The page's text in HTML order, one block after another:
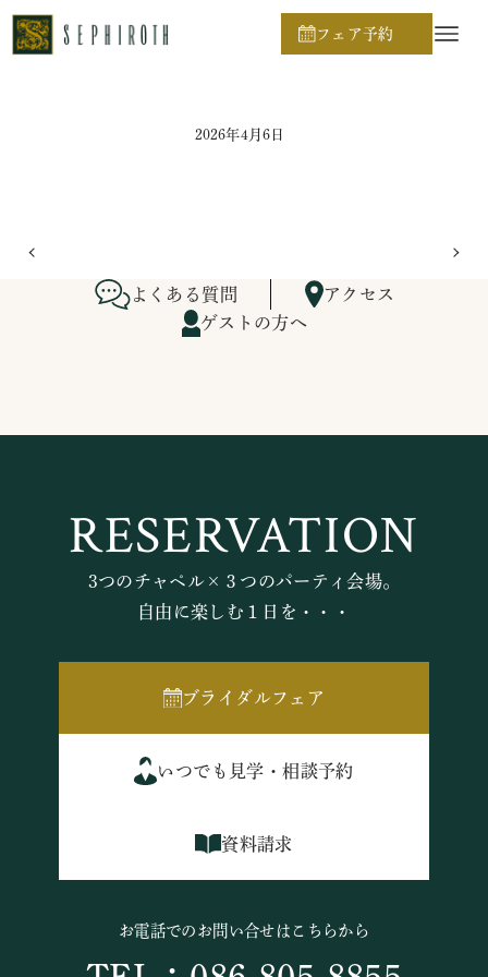
フェア予約
ホーム
2026年4月6日
よくある質問
アクセス
ゲストの方へ
RESERVATION
3つのチャペル×３つのパーティ会場。
自由に楽しむ１日を・・・
ブライダルフェア
いつでも見学・相談予約
資料請求
お電話でのお問い合せはこちらから